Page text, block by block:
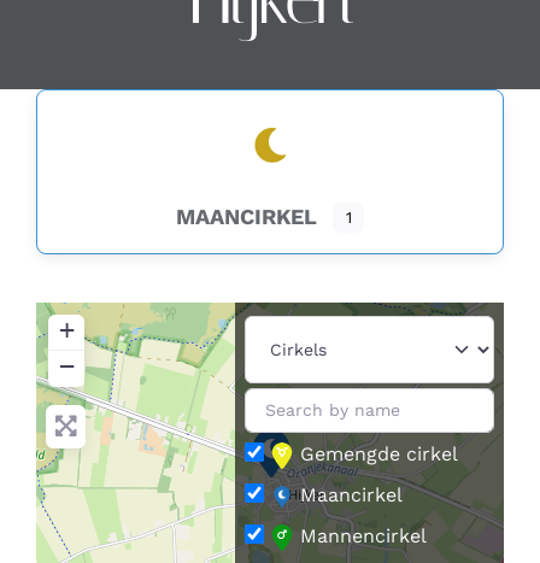
MAANCIRKEL 1
+
−
Gemengde cirkel
Maancirkel
Mannencirkel